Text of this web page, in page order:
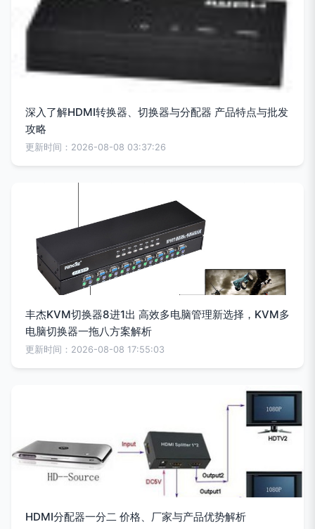
深入了解HDMI转换器、切换器与分配器 产品特点与批发
攻略
更新时间：2026-08-08 03:37:26
丰杰KVM切换器8进1出 高效多电脑管理新选择，KVM多
电脑切换器一拖八方案解析
更新时间：2026-08-08 17:55:03
HDMI分配器一分二 价格、厂家与产品优势解析